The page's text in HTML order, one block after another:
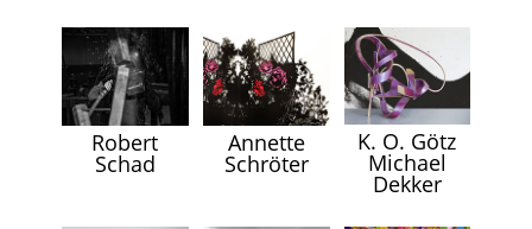
Robert
Schad
Annette
Schröter
K. O. Götz
Michael
Dekker